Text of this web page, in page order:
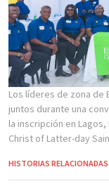
Los líderes de zona de
juntos durante una
la inscripción en
Christ of Latter-day
HISTORIAS RELACIONADAS